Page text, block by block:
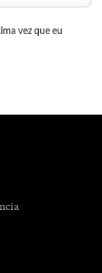
vez que eu